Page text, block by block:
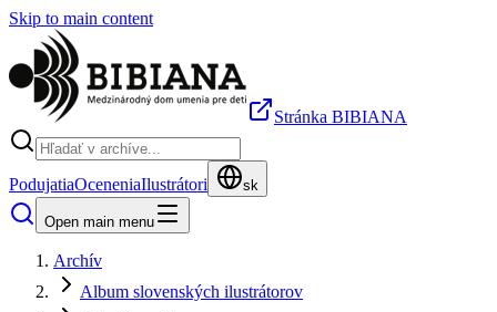
Skip to main content
Stránka BIBIANA
PodujatiaOceneniaIlustrátori sk
Open main menu
Archív
Album slovenských ilustrátorov